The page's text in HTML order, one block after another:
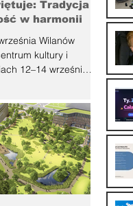
Tradycja i
w harmonii
Wilanów
kultury i
12–14 września